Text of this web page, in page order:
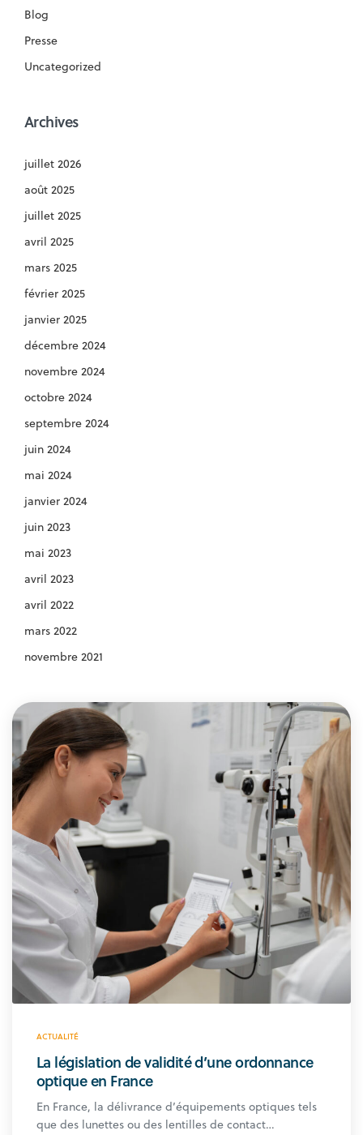
ACTUALITÉ
La législation de validité d’une ordonnance
optique en France
En France, la délivrance d’équipements optiques tels
que des lunettes ou des lentilles de contact…
Blog
Presse
Uncategorized
Archives
juillet 2026
août 2025
juillet 2025
avril 2025
mars 2025
février 2025
janvier 2025
décembre 2024
novembre 2024
octobre 2024
septembre 2024
juin 2024
mai 2024
janvier 2024
juin 2023
mai 2023
avril 2023
avril 2022
mars 2022
novembre 2021